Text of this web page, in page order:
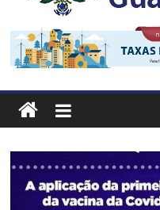
Guaratinguetá realizará
Amarela na região da
Estância
Turística
Prefeitura